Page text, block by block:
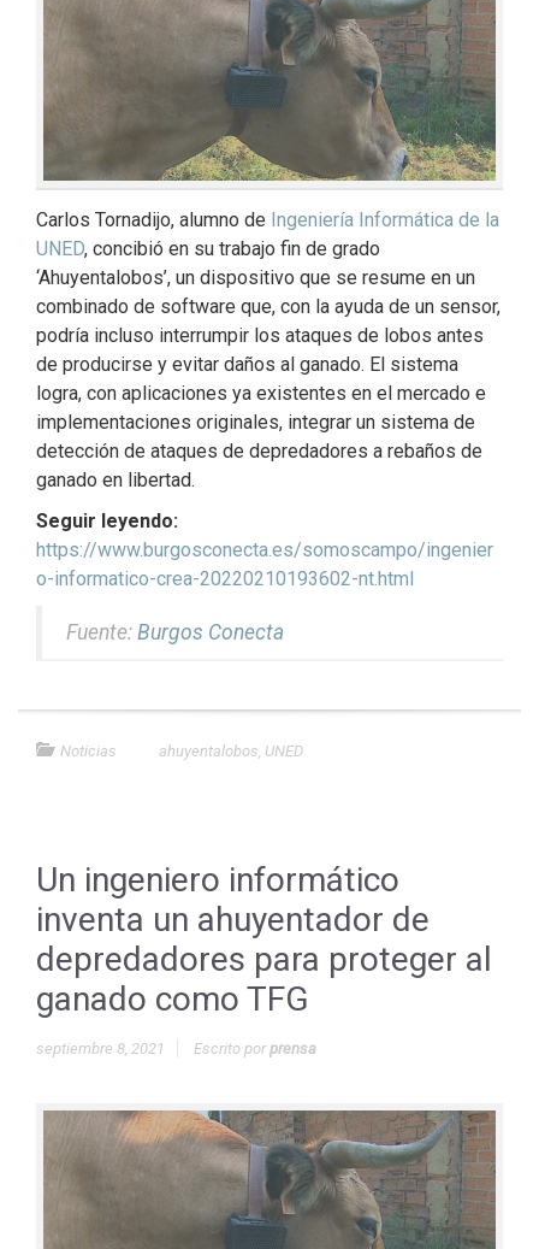
Carlos Tornadijo, alumno de Ingeniería Informática de la
UNED, concibió en su trabajo fin de grado
‘Ahuyentalobos’, un dispositivo que se resume en un
combinado de software que, con la ayuda de un sensor,
podría incluso interrumpir los ataques de lobos antes
de producirse y evitar daños al ganado. El sistema
logra, con aplicaciones ya existentes en el mercado e
implementaciones originales, integrar un sistema de
detección de ataques de depredadores a rebaños de
ganado en libertad.
Seguir leyendo:
https://www.burgosconecta.es/somoscampo/ingenier
o-informatico-crea-20220210193602-nt.html
Fuente: Burgos Conecta
Noticias ahuyentalobos, UNED
Un ingeniero informático
inventa un ahuyentador de
depredadores para proteger al
ganado como TFG
septiembre 8, 2021 Escrito porprensa